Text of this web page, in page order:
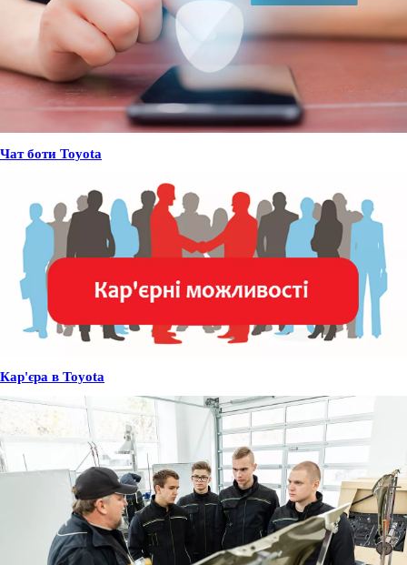
Чат боти Toyota
Кар'єра в Toyota